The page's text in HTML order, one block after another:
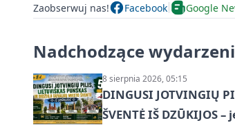
Zaobserwuj nas! Facebook Google
Nadchodzące
8 sierpnia 2026, 05:15
DINGUSI JOTVINGIŲ
ŠVENTĖ IŠ DZŪKIJOS